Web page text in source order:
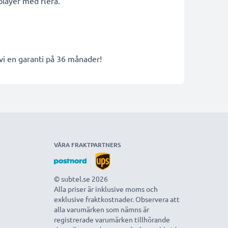
en garanti på 36 månader!
VÅRA FRAKTPARTNERS
© subtel.se 2026
Alla priser är inklusive moms och
exklusive fraktkostnader. Observera att
alla varumärken som nämns är
registrerade varumärken tillhörande